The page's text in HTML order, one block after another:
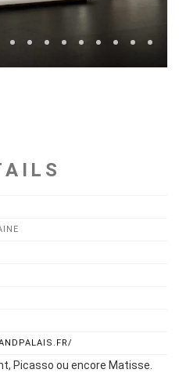
Picasso ou encore Matisse.